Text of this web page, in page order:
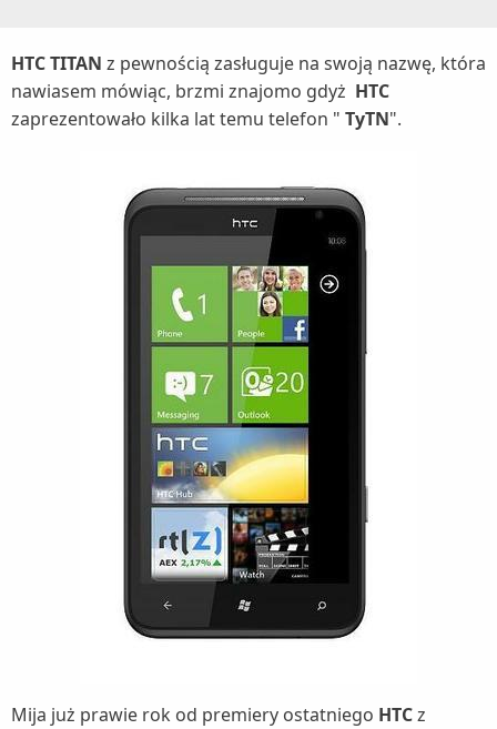
HTC TITAN z pewnością zasługuje na swoją nazwę, która
nawiasem mówiąc, brzmi znajomo gdyż HTC
zaprezentowało kilka lat temu telefon " TyTN".
Mija już prawie rok od premiery ostatniego HTCz